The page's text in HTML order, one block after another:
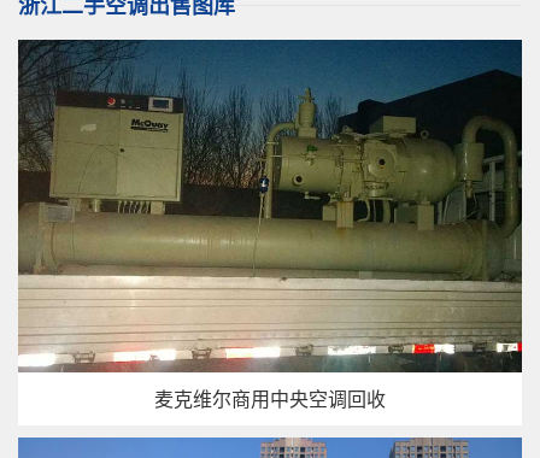
麦克维尔商用中央空调回收